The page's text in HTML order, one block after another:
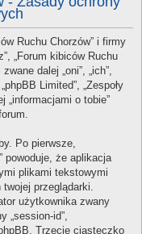
Ruchu Chorzów” i firmy
„Forum kibiców Ruchu
dalej „oni”, „ich”,
Limited”, „Zespoły
„informacjami o tobie”
Po pierwsze,
powoduje, że aplikacja
plikami tekstowymi
przeglądarki.
użytkownika zwany
„session-id”,
Trzecie ciasteczko